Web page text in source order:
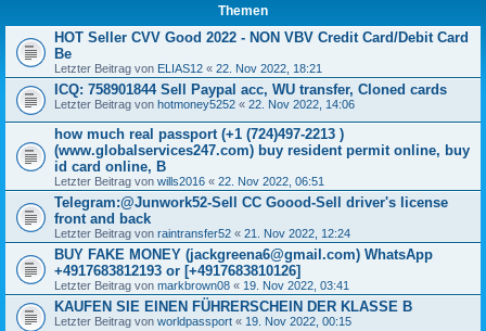
Themen
HOT Seller CVV Good 2022 - NON VBV Credit Card/Debit Card
Be
Letzter Beitrag von ELIAS12 « 22. Nov 2022, 18:21
ICQ: 758901844 Sell Paypal acc, WU transfer, Cloned cards
Letzter Beitrag von hotmoney5252 « 22. Nov 2022, 14:06
how much real passport (+1 (724)497-2213 )
(www.globalservices247.com) buy resident permit online, buy
id card online, B
Letzter Beitrag von wills2016 « 22. Nov 2022, 06:51
Telegram:@Junwork52-Sell CC Goood-Sell driver's license
front and back
Letzter Beitrag von raintransfer52 « 21. Nov 2022, 12:24
BUY FAKE MONEY (jackgreena6@gmail.com) WhatsApp
+4917683812193 or [+4917683810126]
Letzter Beitrag von markbrown08 « 19. Nov 2022, 03:41
KAUFEN SIE EINEN FÜHRERSCHEIN DER KLASSE B
Letzter Beitrag von worldpassport « 19. Nov 2022, 00:15